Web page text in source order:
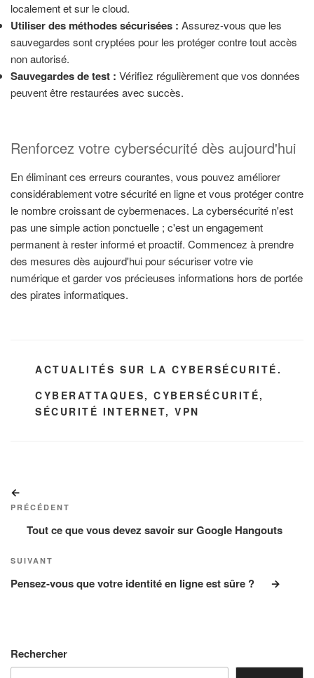
localement et sur le cloud.
Utiliser des méthodes sécurisées : Assurez-vous que les
sauvegardes sont cryptées pour les protéger contre tout accès
non autorisé.
Sauvegardes de test : Vérifiez régulièrement que vos données
peuvent être restaurées avec succès.
Renforcez votre cybersécurité dès aujourd'hui
En éliminant ces erreurs courantes, vous pouvez améliorer
considérablement votre sécurité en ligne et vous protéger contre
le nombre croissant de cybermenaces. La cybersécurité n'est
pas une simple action ponctuelle ; c'est un engagement
permanent à rester informé et proactif. Commencez à prendre
des mesures dès aujourd'hui pour sécuriser votre vie
numérique et garder vos précieuses informations hors de portée
des pirates informatiques.
CATÉGORIES
ACTUALITÉS SUR LA CYBERSÉCURITÉ.
ÉTIQUETTES
CYBERATTAQUES,CYBERSÉCURITÉ,
SÉCURITÉ INTERNET,VPN
de
l’article
précédent
PRÉCÉDENT
Tout ce que vous devez savoir sur Google Hangouts
Article
suivant
SUIVANT
Pensez-vous que votre identité en ligne est sûre ?
Rechercher